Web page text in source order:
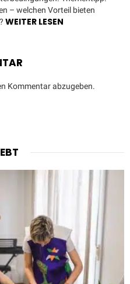
– welchen Vorteil bieten
WEITER LESEN
Kommentar abzugeben.